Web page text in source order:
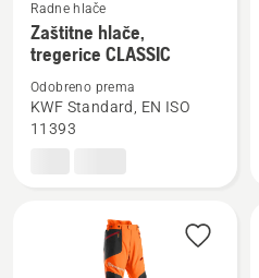
Pogledajte
više
detalja
Zaštitne
Radne hlače
Zaštitne hlače,
tregerice CLASSIC
Odobreno prema
KWF Standard, EN ISO
11393